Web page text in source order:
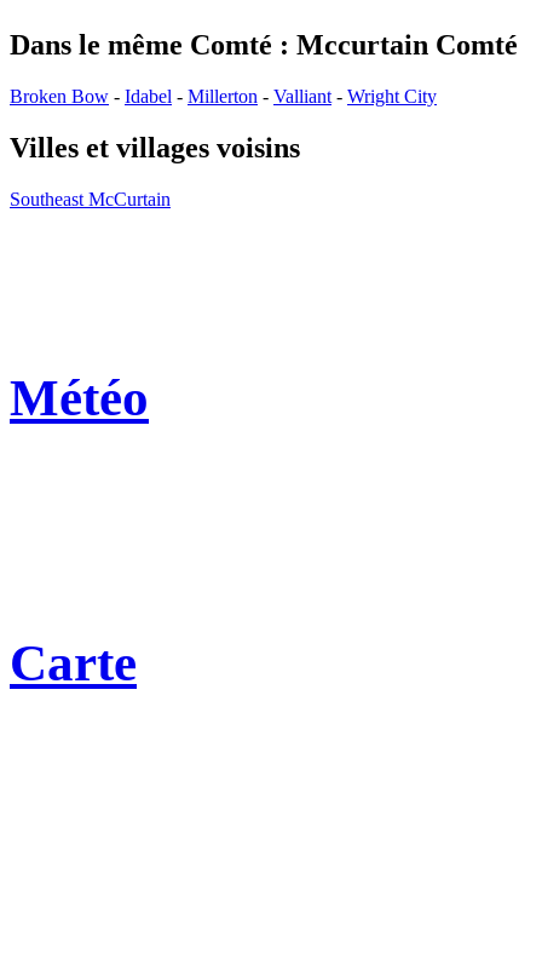
Dans le même Comté : Mccurtain Comté
Broken Bow - Idabel - Millerton - Valliant - Wright City
Villes et villages voisins
Southeast McCurtain
Météo
Carte